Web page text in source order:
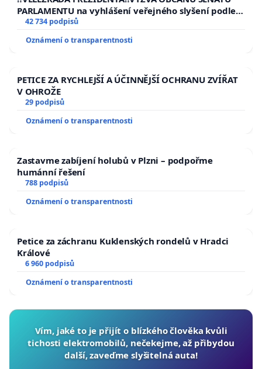
PARLAMENTU na vyhlášení veřejného slyšení podle §
144 jednacího řádu Senátu k návrhu na přijetí
usnesení k podání ústavní žaloby na prezidenta
republiky
42 734 podpisů
Oznámení o transparentnosti
PETICE ZA RYCHLEJŠÍ A ÚČINNĚJŠÍ OCHRANU ZVÍŘAT
V OHROŽE
29 podpisů
Oznámení o transparentnosti
Zastavme zabíjení holubů v Plzni – podpořme
humánní řešení
788 podpisů
Oznámení o transparentnosti
Petice za záchranu Kuklenských rondelů v Hradci
Králové
6 960 podpisů
Oznámení o transparentnosti
Vím, jaké to je přijít o blízkého člověka kvůli
tichosti elektromobilů, nečekejme, až přibydou
další, zaveďme slyšitelná auta!